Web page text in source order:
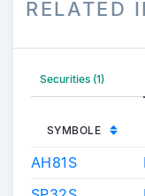
RELATED
Securities (1)
SYMBOLE
AH81S